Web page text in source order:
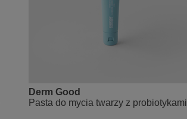
Derm Good
Pasta do mycia twarzy z probiotykami